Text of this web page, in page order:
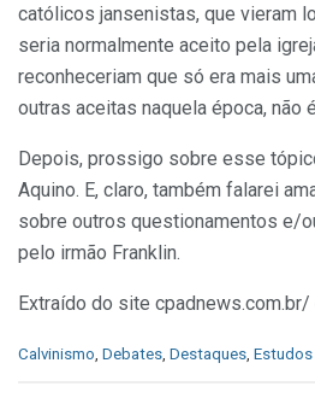
católicos jansenistas, que vieram
seria normalmente aceito pela
reconheceriam que só era mais
outras aceitas naquela época, não
Depois, prossigo sobre esse
Aquino. E, claro, também falarei
sobre outros questionamentos e/
pelo irmão Franklin.
Extraído do site
C
Calvinismo Debates Destaques